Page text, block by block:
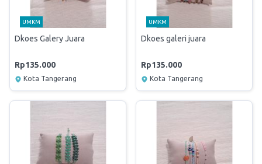
UMKM
Dkoes Galery Juara
Rp135.000
Kota Tangerang
UMKM
Dkoes galeri juara
Rp135.000
Kota Tangerang